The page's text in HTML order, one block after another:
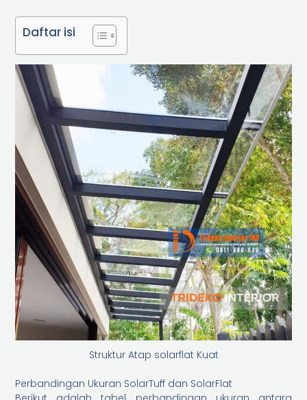
Daftar isi
Struktur Atap solarflat Kuat
Perbandingan Ukuran SolarTuff dan SolarFlat